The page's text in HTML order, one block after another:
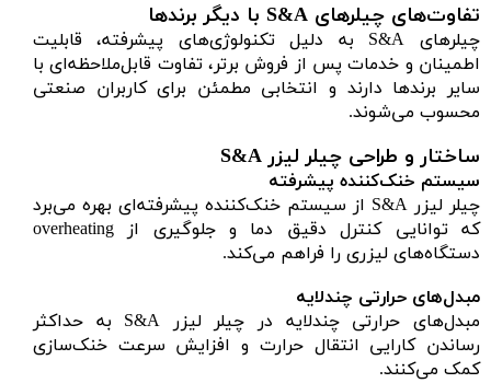
تفاوت‌های چیلرهای S&A با دیگر برندها
چیلرهای S&A به دلیل تکنولوژی‌های پیشرفته، قابلیت
اطمینان و خدمات پس از فروش برتر، تفاوت قابل‌ملاحظه‌ای با
سایر برندها دارند و انتخابی مطمئن برای کاربران صنعتی
محسوب می‌شوند.
ساختار و طراحی چیلر لیزر S&A
سیستم خنک‌کننده پیشرفته
چیلر لیزر S&A از سیستم خنک‌کننده پیشرفته‌ای بهره می‌برد
که توانایی کنترل دقیق دما و جلوگیری از overheating
دستگاه‌های لیزری را فراهم می‌کند.
مبدل‌های حرارتی چندلایه
مبدل‌های حرارتی چندلایه در چیلر لیزر S&A به حداکثر
رساندن کارایی انتقال حرارت و افزایش سرعت خنک‌سازی
کمک می‌کنند.